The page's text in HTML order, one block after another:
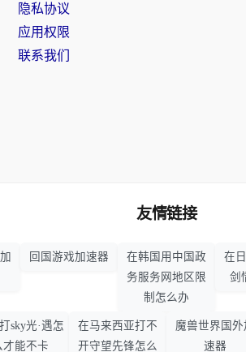
隐私协议
应用权限
联系我们
友情链接
回国游戏加速器
在韩国用中国政
务服务网地区限
制怎么办
在
剑
sky光·遇怎
才能不卡
在马来西亚打不
开守望先锋怎么
魔兽世界国外
速器